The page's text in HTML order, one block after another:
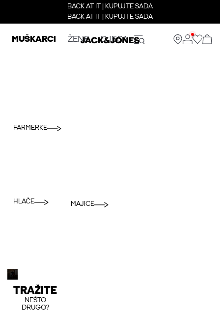
BACK AT IT | KUPUJTE SADA
BACK AT IT | KUPUJTE SADA
MUŠKARCI ŽENE DJECA
FARMERKE
HLAČE MAJICE
TRAŽITE
NEŠTO
DRUGO?